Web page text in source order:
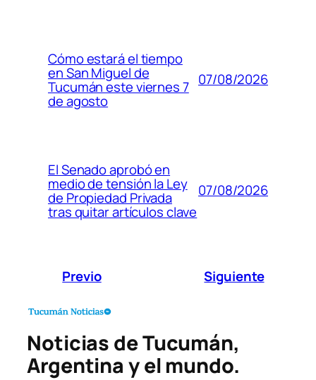
Cómo estará el tiempo
en San Miguel de
Tucumán este viernes 7
de agosto
07/08/2026
El Senado aprobó en
medio de tensión la Ley
de Propiedad Privada
tras quitar artículos clave
07/08/2026
Previo Siguiente
Noticias de Tucumán,
Argentina y el mundo.